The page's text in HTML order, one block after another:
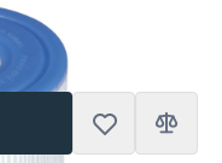
Op voorraad